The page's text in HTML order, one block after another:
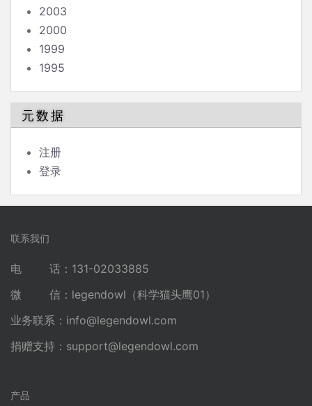
2003
2000
1999
1995
元数据
注册
登录
联系我们
电 话：131-02033885
微 信：legendowl（科学猫头鹰01）
业务联系： info@legendowl.com
捐赠支持： support@legendowl.com
产品